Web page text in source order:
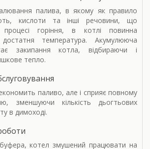
палива, в якому як правило
кислоти та інші речовини, що
горіння, в котлі повинна
достатня температура. Акумулююча
закипання котла, відбираючи і
тепло.
паливо, але і сприяє повному
зменшуючи кількість дьогтьових
в димоході.
буфера, котел змушений працювати на